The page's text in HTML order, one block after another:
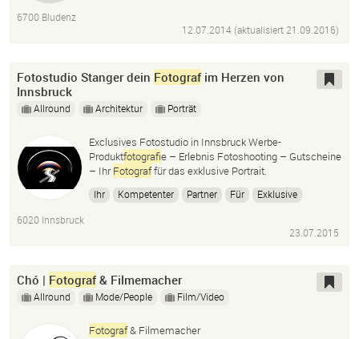
6700 Bludenz
12.07.2014 (aktualisiert21.09.2016)
Fotostudio Stanger dein Fotografim Herzen von
Innsbruck
Allround Architektur Porträt
Exclusives Fotostudio in Innsbruck Werbe-
Produktfotografie – Erlebnis Fotoshooting – Gutscheine
– IhrFotograffür das exklusive Portrait.
Ihr Kompetenter Partner Für
Exklusive
6020 Innsbruck
23.07.2015
Chó | Fotograf& Filmemacher
Allround Mode/People Film/Video
Fotograf& Filmemacher